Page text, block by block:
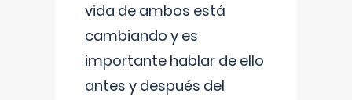
vida de ambos está
cambiando y es
importante hablar de ello
antes y después del